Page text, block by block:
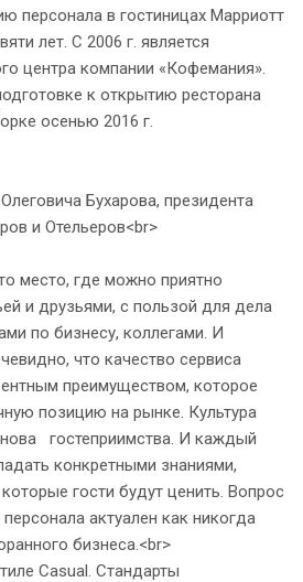
персонала в гостиницах Марриотт
лет. С 2006 г. является
центра компании «Кофемания».
к открытию ресторана
осенью 2016 г.
Бухарова, президента
и Отельеров<br>
место, где можно приятно
и друзьями, с пользой для дела
по бизнесу, коллегами. И
что качество сервиса
преимуществом, которое
позицию на рынке. Культура
гостеприимства. И каждый
конкретными знаниями,
гости будут ценить. Вопрос
актуален как никогда
бизнеса.<br>
Casual. Стандарты